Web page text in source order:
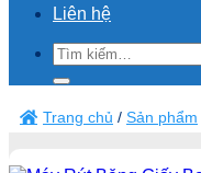
Liên hệ
Tìm
kiếm:
Trang chủ / Sản phẩm